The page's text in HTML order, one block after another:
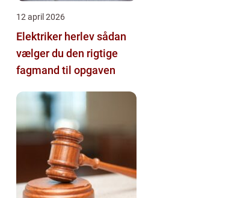
12 april 2026
Elektriker herlev sådan
vælger du den rigtige
fagmand til opgaven